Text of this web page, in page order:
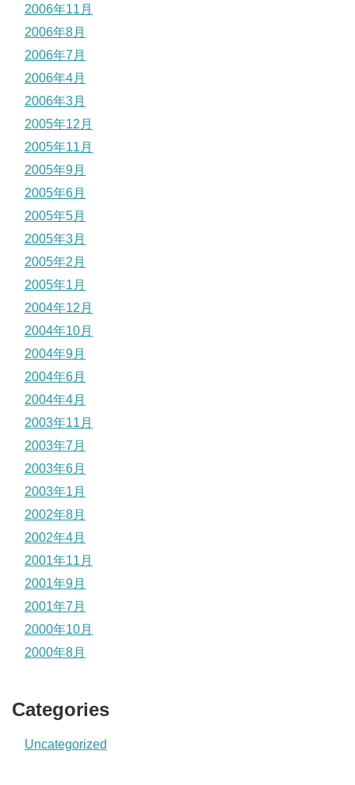
2006年11月
2006年8月
2006年7月
2006年4月
2006年3月
2005年12月
2005年11月
2005年9月
2005年6月
2005年5月
2005年3月
2005年2月
2005年1月
2004年12月
2004年10月
2004年9月
2004年6月
2004年4月
2003年11月
2003年7月
2003年6月
2003年1月
2002年8月
2002年4月
2001年11月
2001年9月
2001年7月
2000年10月
2000年8月
Categories
Uncategorized